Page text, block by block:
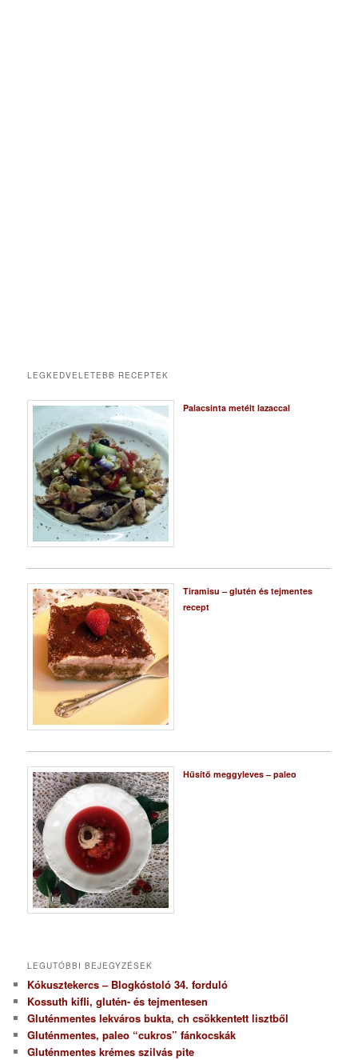
LEGKEDVELETEBB RECEPTEK
Palacsinta metélt lazaccal
Tiramisu – glutén és tejmentes
recept
Hűsítő meggyleves – paleo
LEGUTÓBBI BEJEGYZÉSEK
Kókusztekercs – Blogkóstoló 34. forduló
Kossuth kifli, glutén- és tejmentesen
Gluténmentes lekváros bukta, ch csökkentett lisztből
Gluténmentes, paleo “cukros” fánkocskák
Gluténmentes krémes szilvás pite